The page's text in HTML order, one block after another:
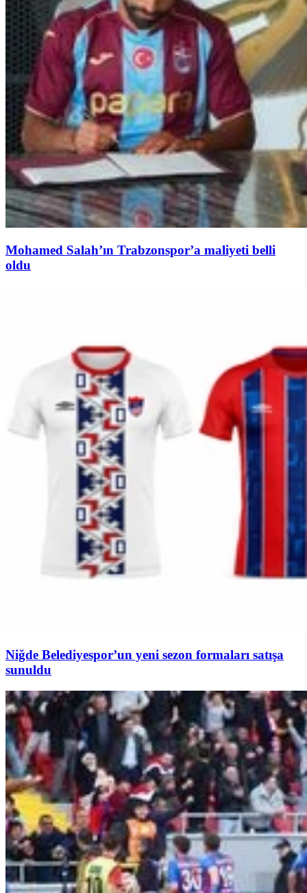
Mohamed Salah’ın Trabzonspor’a maliyeti belli
oldu
Niğde Belediyespor’un yeni sezon formaları satışa
sunuldu